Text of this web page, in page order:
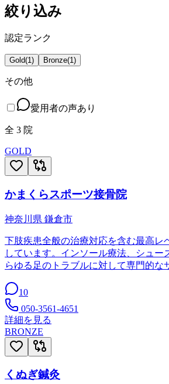
絞り込み
認定ランク
Gold(1) Bronze(1)
その他
愛用者の声あり
全 3 院
GOLD
かまくらスポーツ接骨院
神奈川県 鎌倉市
下肢疾患全般の治療対応を含む最高レ
しています。インソール療法、シュー
らゆる足のトラブルに対して専門的な
10
050-3561-4651
詳細を見る
BRONZE
くぬぎ鍼灸